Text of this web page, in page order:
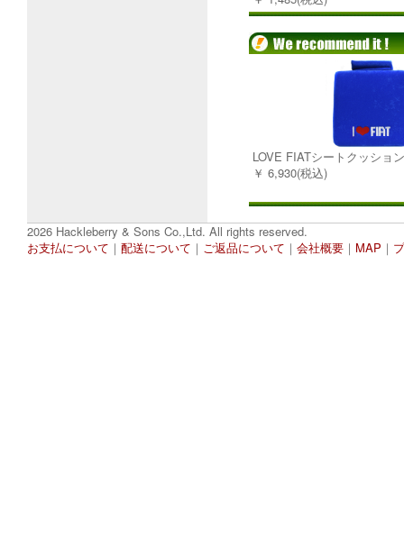
LOVE FIATシートクッショ
￥ 6,930(税込)
2026 Hackleberry & Sons Co.,Ltd. All rights reserved.
お支払について ｜ 配送について ｜ ご返品について ｜ 会社概要 ｜ MAP ｜